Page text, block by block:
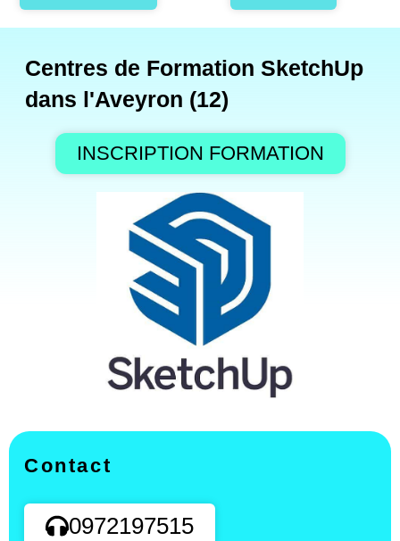
Centres de Formation SketchUp
dans l'Aveyron (12)
INSCRIPTION FORMATION
Contact
0972197515